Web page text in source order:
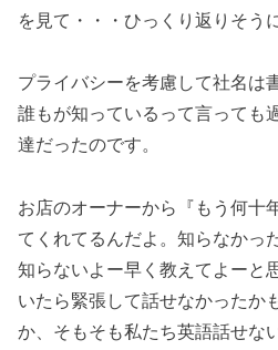
を見て・・・ひっくり返りそう
プライバシーを考慮して社名は
誰もが知っているって言っても
達だったのです。
お店のオーナーから『もう何十
てくれてるんだよ。知らなかっ
知らないよー早く教えてよーと
いたら緊張して話せなかったか
か、そもそも私たち英語話せな